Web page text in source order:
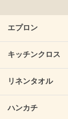
エプロン
キッチンクロス
リネンタオル
ハンカチ